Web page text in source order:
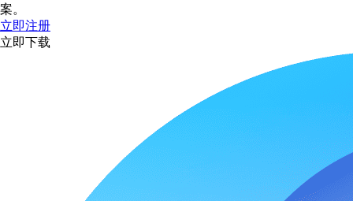
案。
立即注册
立即下载